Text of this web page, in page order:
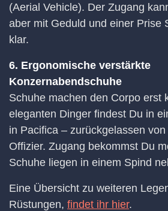
(Aerial Vehicle). Der Zugang
aber mit Geduld und einer Prise
klar.
6. Ergonomische verstärkte
Konzernabendschuhe
Schuhe machen den Corpo erst
eleganten Dinger findest Du in
in Pacifica – zurückgelassen
Offizier. Zugang bekommst Du
Schuhe liegen in einem Spind
Eine Übersicht zu weiteren
Rüstungen, findet ihr hier.